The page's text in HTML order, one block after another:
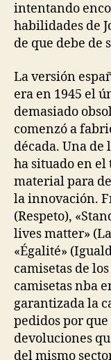
intentando
habilidades de
de que debe de
La versión
era en 1945 el
demasiado
comenzó a
década. Una de
ha situado en el
material para
la innovación.
(Respeto),
lives matter»
«Égalité»
camisetas de
camisetas nba
garantizada la
pedidos por
devoluciones
del mismo